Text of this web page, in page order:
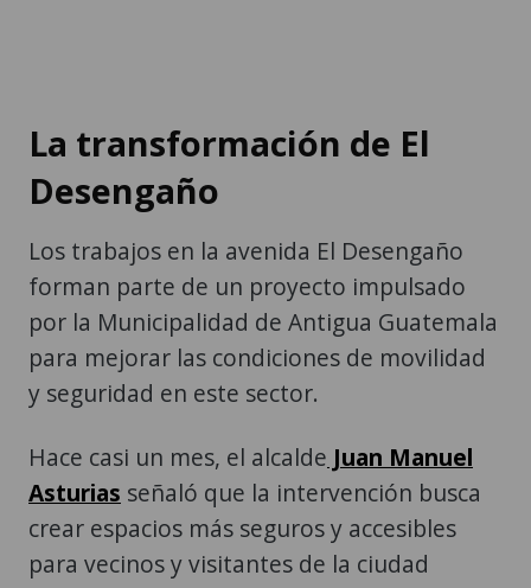
La transformación de El
Desengaño
Los trabajos en la avenida El Desengaño
forman parte de un proyecto impulsado
por la Municipalidad de Antigua Guatemala
para mejorar las condiciones de movilidad
y seguridad en este sector.
Hace casi un mes, el alcalde Juan Manuel
Asturias señaló que la intervención busca
crear espacios más seguros y accesibles
para vecinos y visitantes de la ciudad